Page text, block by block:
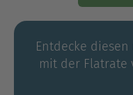
Entdecke
mit der Flatrate